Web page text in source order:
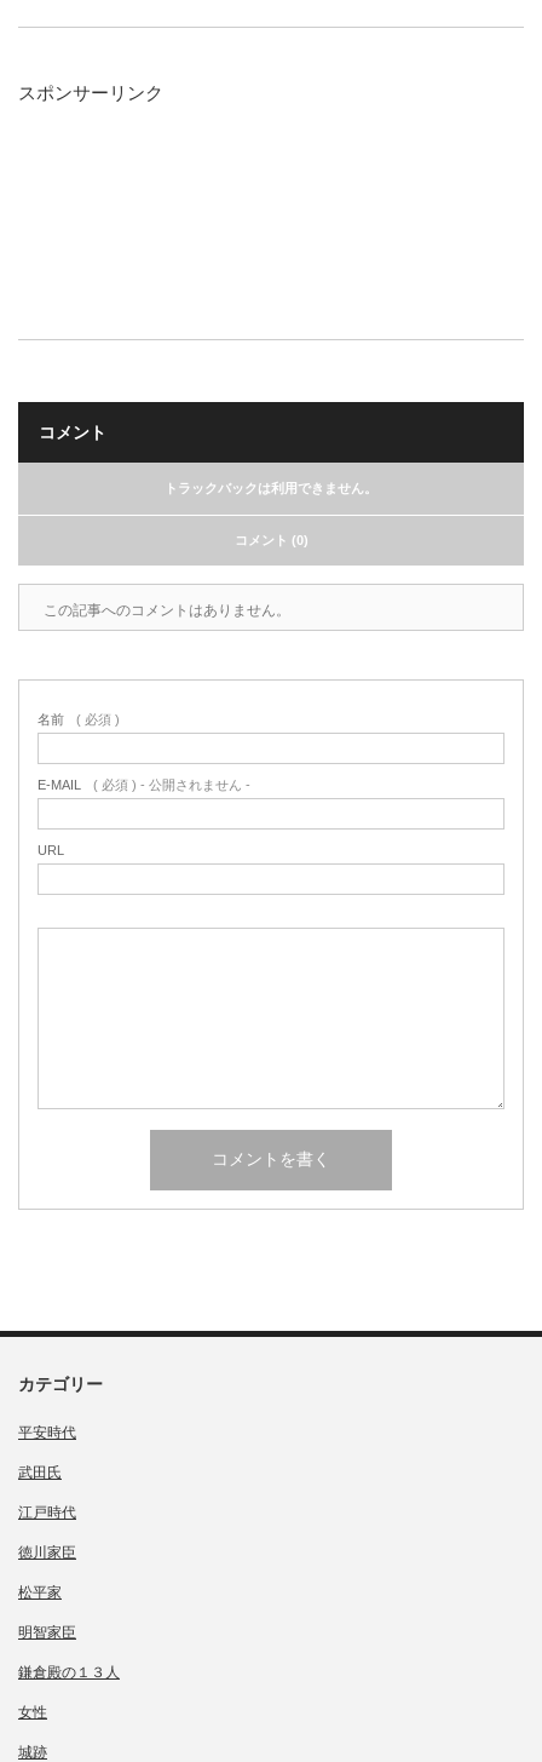
スポンサーリンク
コメント
トラックバックは利用できません。
コメント (0)
この記事へのコメントはありません。
名前 ( 必須 )
E-MAIL ( 必須 ) - 公開されません -
URL
カテゴリー
平安時代
武田氏
江戸時代
徳川家臣
松平家
明智家臣
鎌倉殿の１３人
女性
城跡